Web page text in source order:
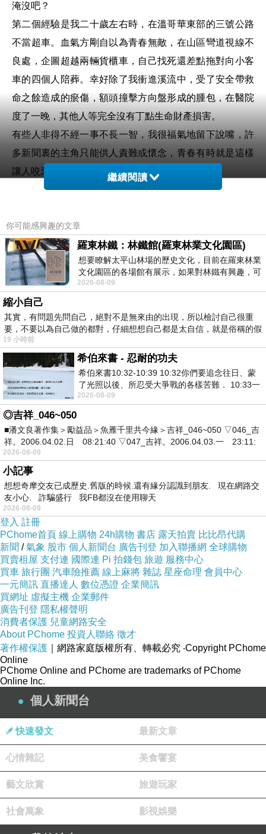
淹沒吧？
第二個經驗是我二十歲左右時，在溫哥華東部的三號公路
不當超車。血氣方剛自以為青春無敵，在山區彎道視線不
良處，企圖超越兩輛貨櫃車，自己找死還差點拖對向小客
車的四個人陪葬。幸好除了我衝進溪流中，受了安全帶救
命之餘造成的瘀傷，額頭撞擊方向盤形成的腫包，在醫院
度了一晚，其他人等完全沒有丁點生命財產損害。
有些人非得不經一事不長一智，我很福氣地留下說嘴，許
多新聞裏的主角只能供人責難或懷念，青春有時就是這樣
讓人咬牙的幾家歡樂幾家愁…
回到正題，雪季開長途的確有危險性，熟悉車子性能、注
全，另外百分之十就是任其他用路人或命運刀俎了。尤其
沿途不時有貨車司機，白晝風馳電轍也罷，雪片飛揚的夜
晚更像借了筋斗雲，毛躁的年輕人若吞不下那口氣，一爭
高下的結果，就會像二月十三日晚上讓
路封閉數小時。
這趟來回，即使氣候天寒地凍，路況差強人意，又遇上封
路兩次，還陷雪堆中勞動拖吊，基本上一帆風順。秉持著
「溫良恭儉讓」的開車美德，終是快快樂樂出門，平平安
安回家。
二月十二日七點十七分吃完麥當勞早餐，刻不容緩出發，
和以往不一樣，捨棄在曼尼托巴省停留，
大略省的 Kenora！
繼續閱讀
你可能感興趣的文章
羅東林鐵：林鐵館(羅東林業文化園區)
想要瞭解太平山林場的歷史文化，目前在羅東林業
文化園區的各場館有展示，如果對林鐵有興趣，可
以到林鐵館。 這裡展示從山下
2026-08-09
縮小自己
其實，有問題先問自己，絕對不是無來由的出現，所以檢討自己很重
要，不要以為自己做的都對，仔細想想自己都是太自信，就是俗稱的假
19 小時前
希伯來書 - 忍耐的功夫
希伯來書10:32-10:39 10:32你們要追念往日、蒙
了光照以後、所忍受大爭戰的各樣苦難． 10:33一
面被毀謗、遭患難、成了戲景、叫眾人
2026-08-09
◎吉祥_046~050
■潘文良著作集＞勵益品＞魚雁千里共今緣＞吉祥_046~050 ▽046_吉
祥。2006.04.02.日 08:21:40 ▽047_吉祥。2006.04.03.一 23:11:
2026-08-09
小記事
想想奇摩交友已成歷史.舊版的時候.還有緣分認識到朋友. 現在網路交
友小心. 詐騙盛行 我FB都沒在使用聊天
2026-08-09
登入 註冊
PChome首頁 線上購物 24h購物 書店 露天拍賣 比比昂代購
新聞 /氣象 股市 個人新聞台 廣告刊登 加入聯播網 全球購物
買賣租屋 支付連 國際連 Pi 拍錢包 旅遊 服務中心
買車 旅行團 汽車險推薦 線上麻將 雜誌 星座命理 會員中心
一元簡訊 直播達人 數位憑證 企業簡訊
買網址 虛擬主機 企業郵件
廣告刊登 隱私權聲明
消費者保護 兒童網路安全
About PChome 投資人聯絡 徵才
著作權保護 ｜網路家庭版權所有、轉載必究 ‧Copyright PChome
Online
PChome Online and PChome are trademarks of PChome
Online Inc.
個人新聞台
快速發文 最新文章
心情雜記 美食饗宴
藝文欣賞 旅遊玩家
社會萬象 影視娛樂